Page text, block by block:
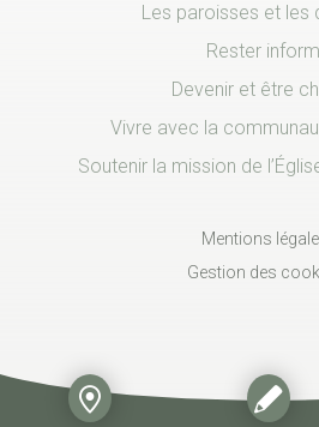
Les paroisses et les
Rester
Devenir et être
Vivre avec la
Soutenir la mission de
Mentions
Gestion des